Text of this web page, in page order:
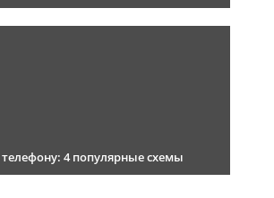
4 популярные схемы